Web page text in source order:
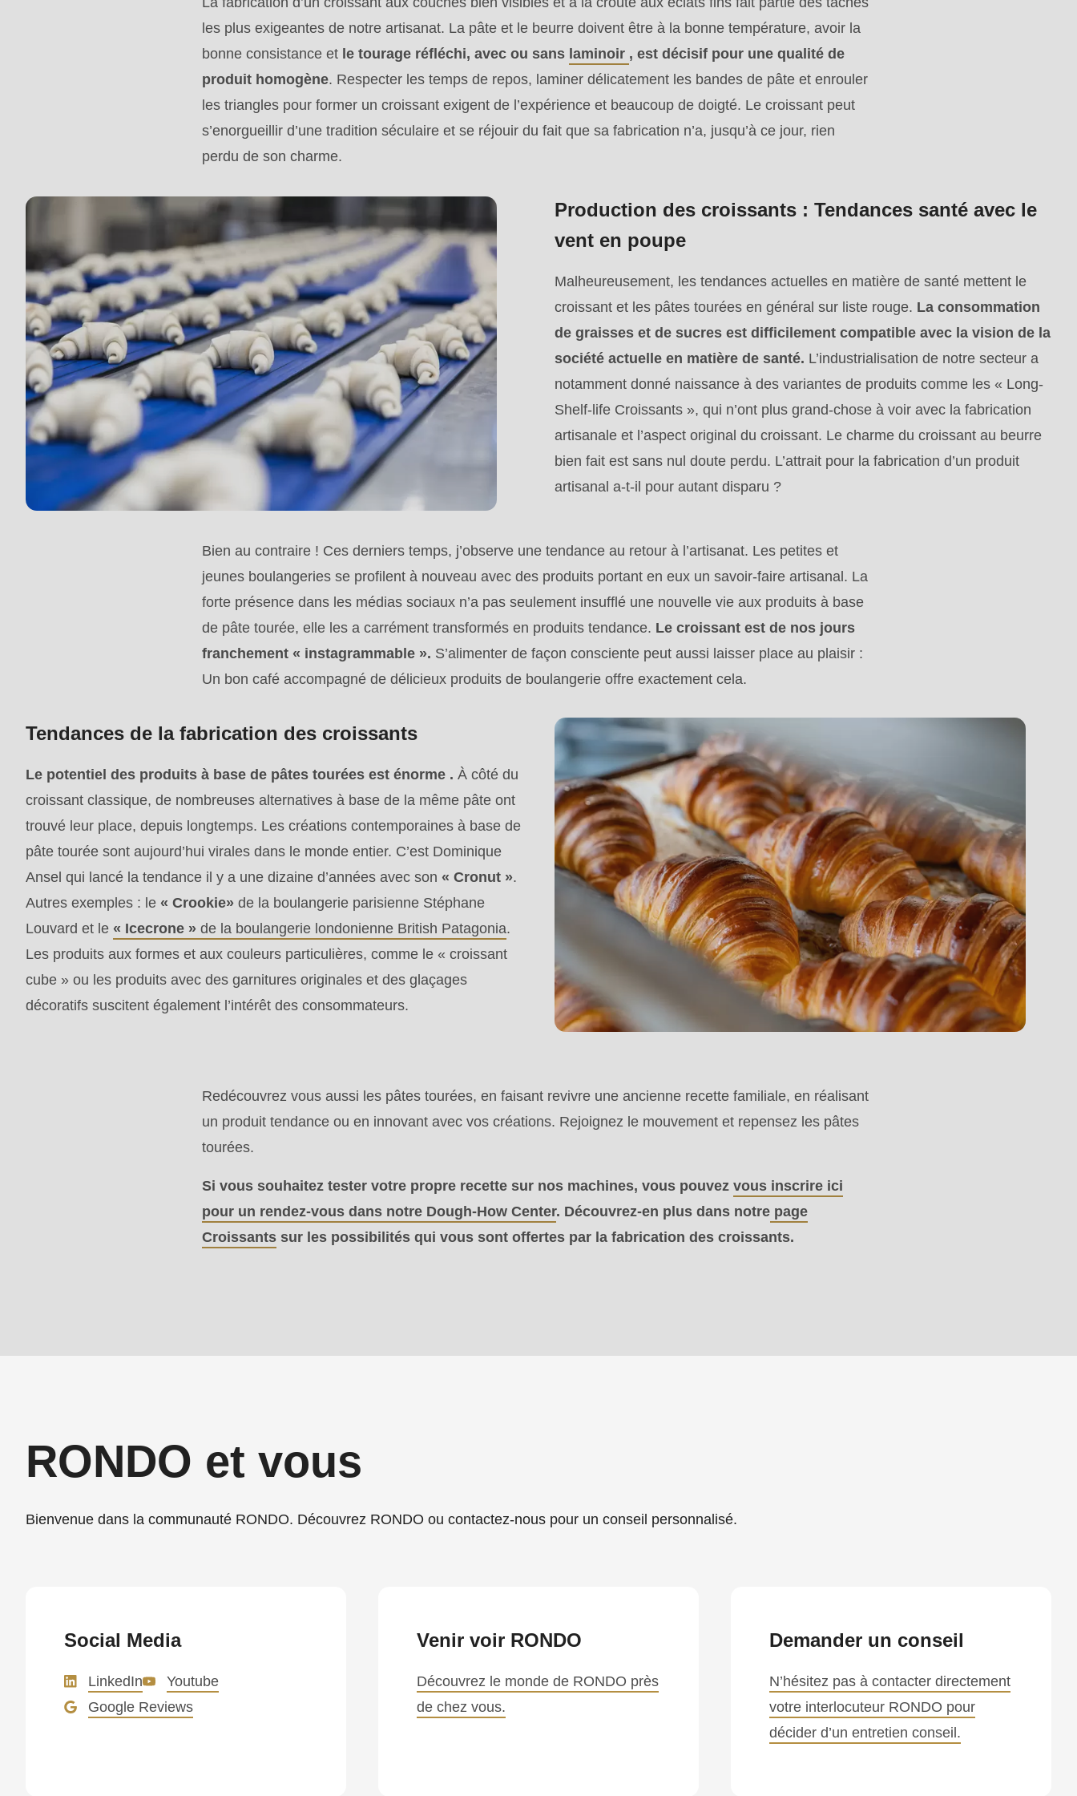
modules/custom/rondo_contact/src/ContactService.php ).
#1
($string)
of
type
string
is
deprecated
in
Drupal\rondo_contact\ContactService-
>Drupal\rondo_contact\
{closure}
modules/custom/rondo_contact/src/ContactService.php).
mb_substr():
null
to
parameter
#1
($string)
of
type
string
is
deprecated
modules/custom/rondo_contact/src/ContactService.php).
parameter
#1
of
Drupal\rondo_contact\ContactService-
>Drupal\rondo_contact\
les plus exigeantes de notre artisanat. La pâte et le beurre doivent être à la bonne température, avoir la
bonne consistance et le tourage réfléchi, avec ou sans laminoir , est décisif pour une qualité de
produit homogène. Respecter les temps de repos, laminer délicatement les bandes de pâte et enrouler
les triangles pour former un croissant exigent de l’expérience et beaucoup de doigté. Le croissant peut
s’enorgueillir d’une tradition séculaire et se réjouir du fait que sa fabrication n’a, jusqu’à ce jour, rien
perdu de son charme.
Production des croissants : Tendances santé avec le
vent en poupe
Malheureusement, les tendances actuelles en matière de santé mettent le
croissant et les pâtes tourées en général sur liste rouge. La consommation
de graisses et de sucres est difficilement compatible avec la vision de la
société actuelle en matière de santé. L’industrialisation de notre secteur a
notamment donné naissance à des variantes de produits comme les « Long-
Shelf-life Croissants », qui n’ont plus grand-chose à voir avec la fabrication
artisanale et l’aspect original du croissant. Le charme du croissant au beurre
bien fait est sans nul doute perdu. L’attrait pour la fabrication d’un produit
artisanal a-t-il pour autant disparu ?
Bien au contraire ! Ces derniers temps, j’observe une tendance au retour à l’artisanat. Les petites et
jeunes boulangeries se profilent à nouveau avec des produits portant en eux un savoir-faire artisanal. La
forte présence dans les médias sociaux n’a pas seulement insufflé une nouvelle vie aux produits à base
de pâte tourée, elle les a carrément transformés en produits tendance. Le croissant est de nos jours
franchement « instagrammable ». S’alimenter de façon consciente peut aussi laisser place au plaisir :
Un bon café accompagné de délicieux produits de boulangerie offre exactement cela.
Tendances de la fabrication des croissants
Le potentiel des produits à base de pâtes tourées est énorme . À côté du
croissant classique, de nombreuses alternatives à base de la même pâte ont
trouvé leur place, depuis longtemps. Les créations contemporaines à base de
pâte tourée sont aujourd’hui virales dans le monde entier. C’est Dominique
Ansel qui lancé la tendance il y a une dizaine d’années avec son « Cronut ».
Autres exemples : le « Crookie» de la boulangerie parisienne Stéphane
Louvard et le « Icecrone » de la boulangerie londonienne British Patagonia.
Les produits aux formes et aux couleurs particulières, comme le « croissant
cube » ou les produits avec des garnitures originales et des glaçages
décoratifs suscitent également l’intérêt des consommateurs.
Redécouvrez vous aussi les pâtes tourées, en faisant revivre une ancienne recette familiale, en réalisant
un produit tendance ou en innovant avec vos créations. Rejoignez le mouvement et repensez les pâtes
tourées.
Si vous souhaitez tester votre propre recette sur nos machines, vous pouvez vous inscrire ici
pour un rendez-vous dans notre Dough-How Center. Découvrez-en plus dans notre page
Croissants sur les possibilités qui vous sont offertes par la fabrication des croissants.
RONDO et vous
Bienvenue dans la communauté RONDO. Découvrez RONDO ou contactez-nous pour un conseil personnalisé.
Social Media
LinkedIn
Youtube
Google Reviews
Venir voir RONDO
Découvrez le monde de RONDO près
de chez vous.
Demander un conseil
N’hésitez pas à contacter directement
votre interlocuteur RONDO pour
décider d’un entretien conseil.